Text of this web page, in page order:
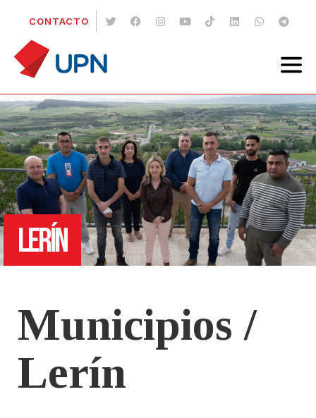
CONTACTO
LERÍN
Municipios /
Lerín